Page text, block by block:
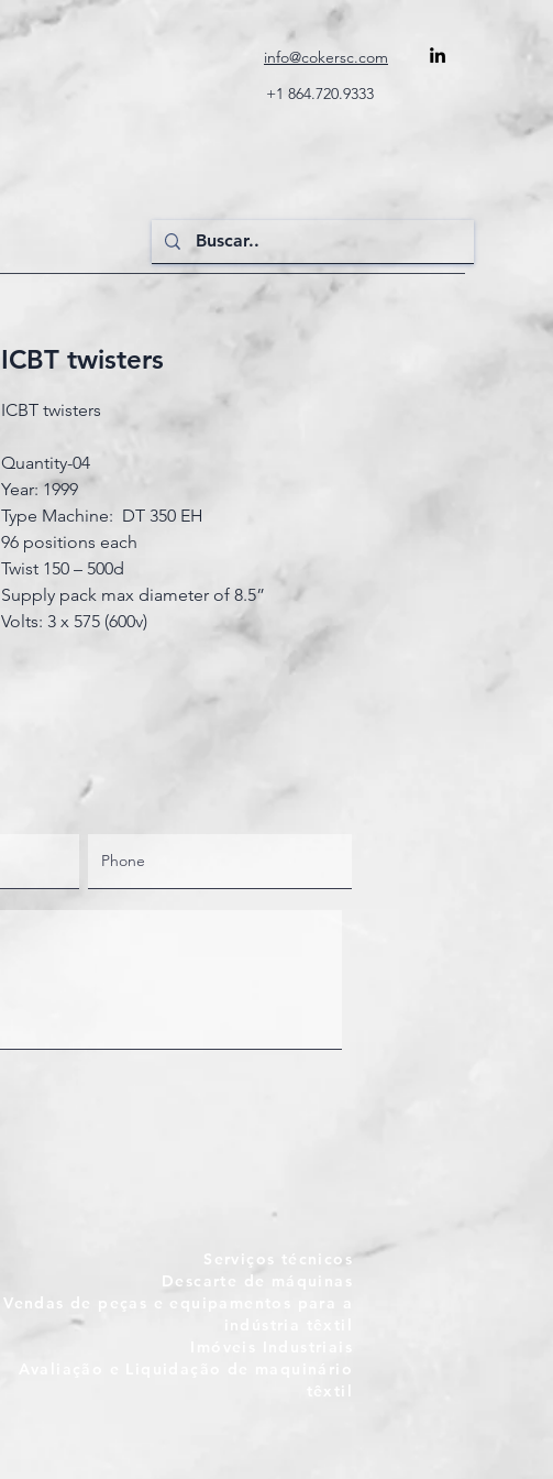
info@cokersc.com
+1 864.720.9333
ICBT twisters
ICBT twisters
Quantity-04
Year: 1999
Type Machine: DT 350 EH
96 positions each
Twist 150 – 500d
Supply pack max diameter of 8.5”
Volts: 3 x 575 (600v)
Serviços técnicos
Descarte de máquinas
Vendas de peças e equipamentos para a